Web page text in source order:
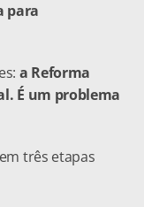
para
a Reforma
É um problema
três etapas